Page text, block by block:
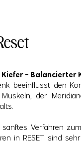
- Balancierter
beeinflusst den
der
sanftes Verfahren
in RESET sind